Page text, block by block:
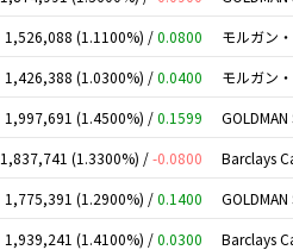
1,526,088 (1.1100%) /0.0800 モルガン
1,426,388 (1.0300%) /0.0400 モルガン
1,997,691 (1.4500%) /0.1599 GOLDMAN
1,837,741 (1.3300%) /-0.0800 Barclays
1,775,391 (1.2900%) /0.1400 GOLDMAN
1,939,241 (1.4100%) /0.0300 Barclays